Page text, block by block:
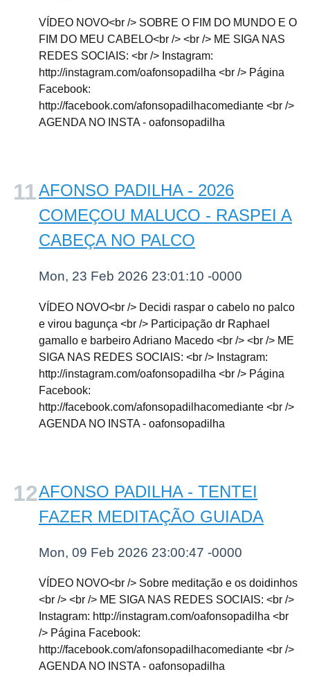
VÍDEO NOVO<br /> SOBRE O FIM DO MUNDO E O
FIM DO MEU CABELO<br /> <br /> ME SIGA NAS
REDES SOCIAIS: <br /> Instagram:
http://instagram.com/oafonsopadilha <br /> Página
Facebook:
http://facebook.com/afonsopadilhacomediante <br />
AGENDA NO INSTA - oafonsopadilha
AFONSO PADILHA - 2026
COMEÇOU MALUCO - RASPEI A
CABEÇA NO PALCO
Mon, 23 Feb 2026 23:01:10 -0000
VÍDEO NOVO<br /> Decidi raspar o cabelo no palco
e virou bagunça <br /> Participação dr Raphael
gamallo e barbeiro Adriano Macedo <br /> <br /> ME
SIGA NAS REDES SOCIAIS: <br /> Instagram:
http://instagram.com/oafonsopadilha <br /> Página
Facebook:
http://facebook.com/afonsopadilhacomediante <br />
AGENDA NO INSTA - oafonsopadilha
AFONSO PADILHA - TENTEI
FAZER MEDITAÇÃO GUIADA
Mon, 09 Feb 2026 23:00:47 -0000
VÍDEO NOVO<br /> Sobre meditação e os doidinhos
<br /> <br /> ME SIGA NAS REDES SOCIAIS: <br />
Instagram: http://instagram.com/oafonsopadilha <br
/> Página Facebook:
http://facebook.com/afonsopadilhacomediante <br />
AGENDA NO INSTA - oafonsopadilha